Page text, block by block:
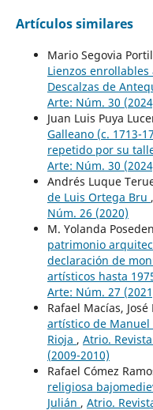
Artículos similares
Mario Segovia
Lienzos
Descalzas de
Arte: Núm. 30
Juan Luis Puya
Galleano (c. 1713-
repetido por su
Arte: Núm. 30
Andrés Luque
de Luis Ortega Bru ,
Núm. 26 (2020)
M. Yolanda
patrimonio
declaración de
artísticos hasta
Arte: Núm. 27
Rafael Macías,
artístico de Manuel
Rioja , Atrio.
(2009-2010)
Rafael Cómez
religiosa
Julián , Atrio.